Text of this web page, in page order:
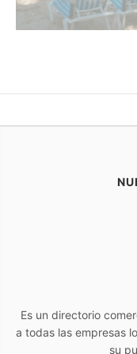
Es un directorio
a todas las empresas
su